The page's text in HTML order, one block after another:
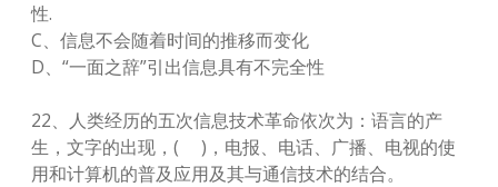
性.
C、信息不会随着时间的推移而变化
D、“一面之辞”引出信息具有不完全性
22、人类经历的五次信息技术革命依次为：语言的产
生，文字的出现，( )，电报、电话、广播、电视的使
用和计算机的普及应用及其与通信技术的结合。